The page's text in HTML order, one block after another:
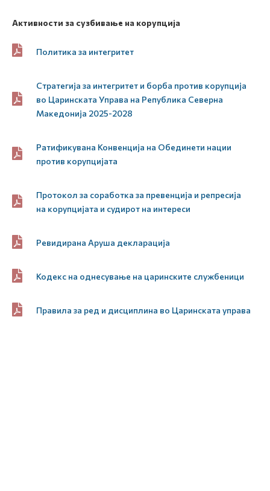
Активности за сузбивање на корупција
Политика за интегритет
Стратегија за интегритет и борба против корупција
во Царинската Управа на Република Северна
Македонија 2025-2028
Ратификувана Конвенција на Обединети нации
против корупцијата
Протокол за соработка за превенција и репресија
на корупцијата и судирот на интереси
Ревидирана Аруша декларација
Кодекс на однесување на царинските службеници
Правила за ред и дисциплина во Царинската управа